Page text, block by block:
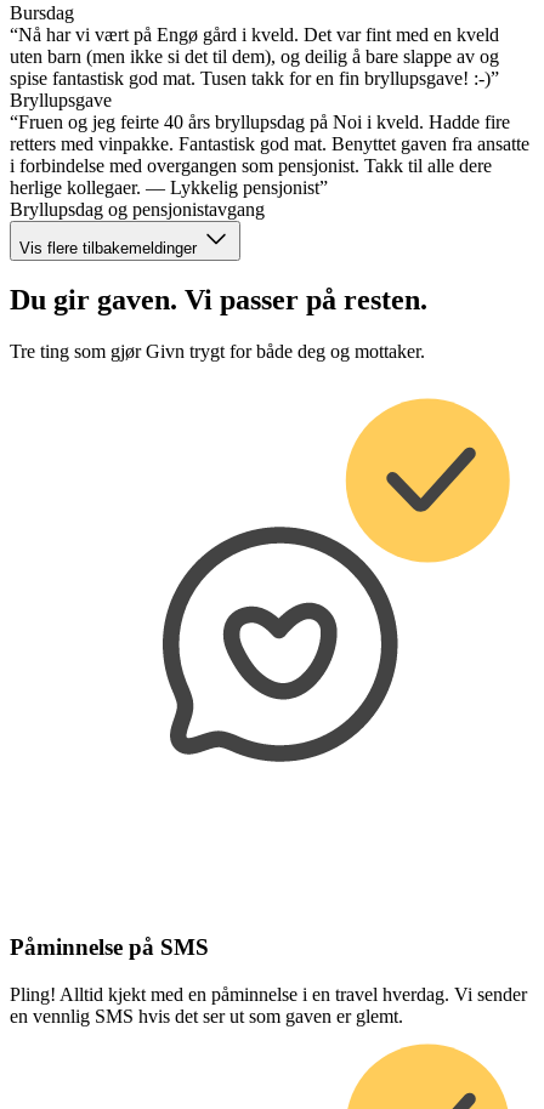
Bursdag
“Nå har vi vært på Engø gård i kveld. Det var fint med en kveld
uten barn (men ikke si det til dem), og deilig å bare slappe av og
spise fantastisk god mat. Tusen takk for en fin bryllupsgave! :-)”
Bryllupsgave
“Fruen og jeg feirte 40 års bryllupsdag på Noi i kveld. Hadde fire
retters med vinpakke. Fantastisk god mat. Benyttet gaven fra ansatte
i forbindelse med overgangen som pensjonist. Takk til alle dere
herlige kollegaer. — Lykkelig pensjonist”
Bryllupsdag og pensjonistavgang
Vis flere tilbakemeldinger
Du gir gaven. Vi passer på resten.
Tre ting som gjør Givn trygt for både deg og mottaker.
Påminnelse på SMS
Pling! Alltid kjekt med en påminnelse i en travel hverdag. Vi sender
en vennlig SMS hvis det ser ut som gaven er glemt.